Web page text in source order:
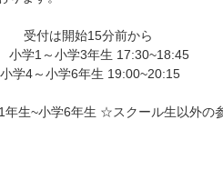
始15分前から
学1～小学3年生 17:30~18:45
19:00~20:15
生~小学6年生 ☆スクール生以外の